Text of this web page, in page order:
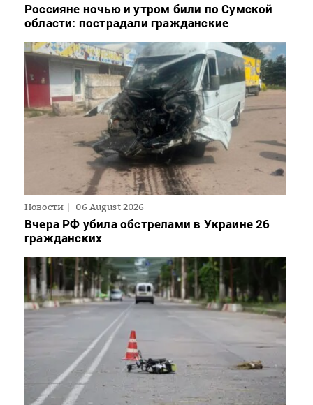
Россияне ночью и утром били по Сумской
области: пострадали гражданские
Новости 06 August 2026
Вчера РФ убила обстрелами в Украине 26
гражданских